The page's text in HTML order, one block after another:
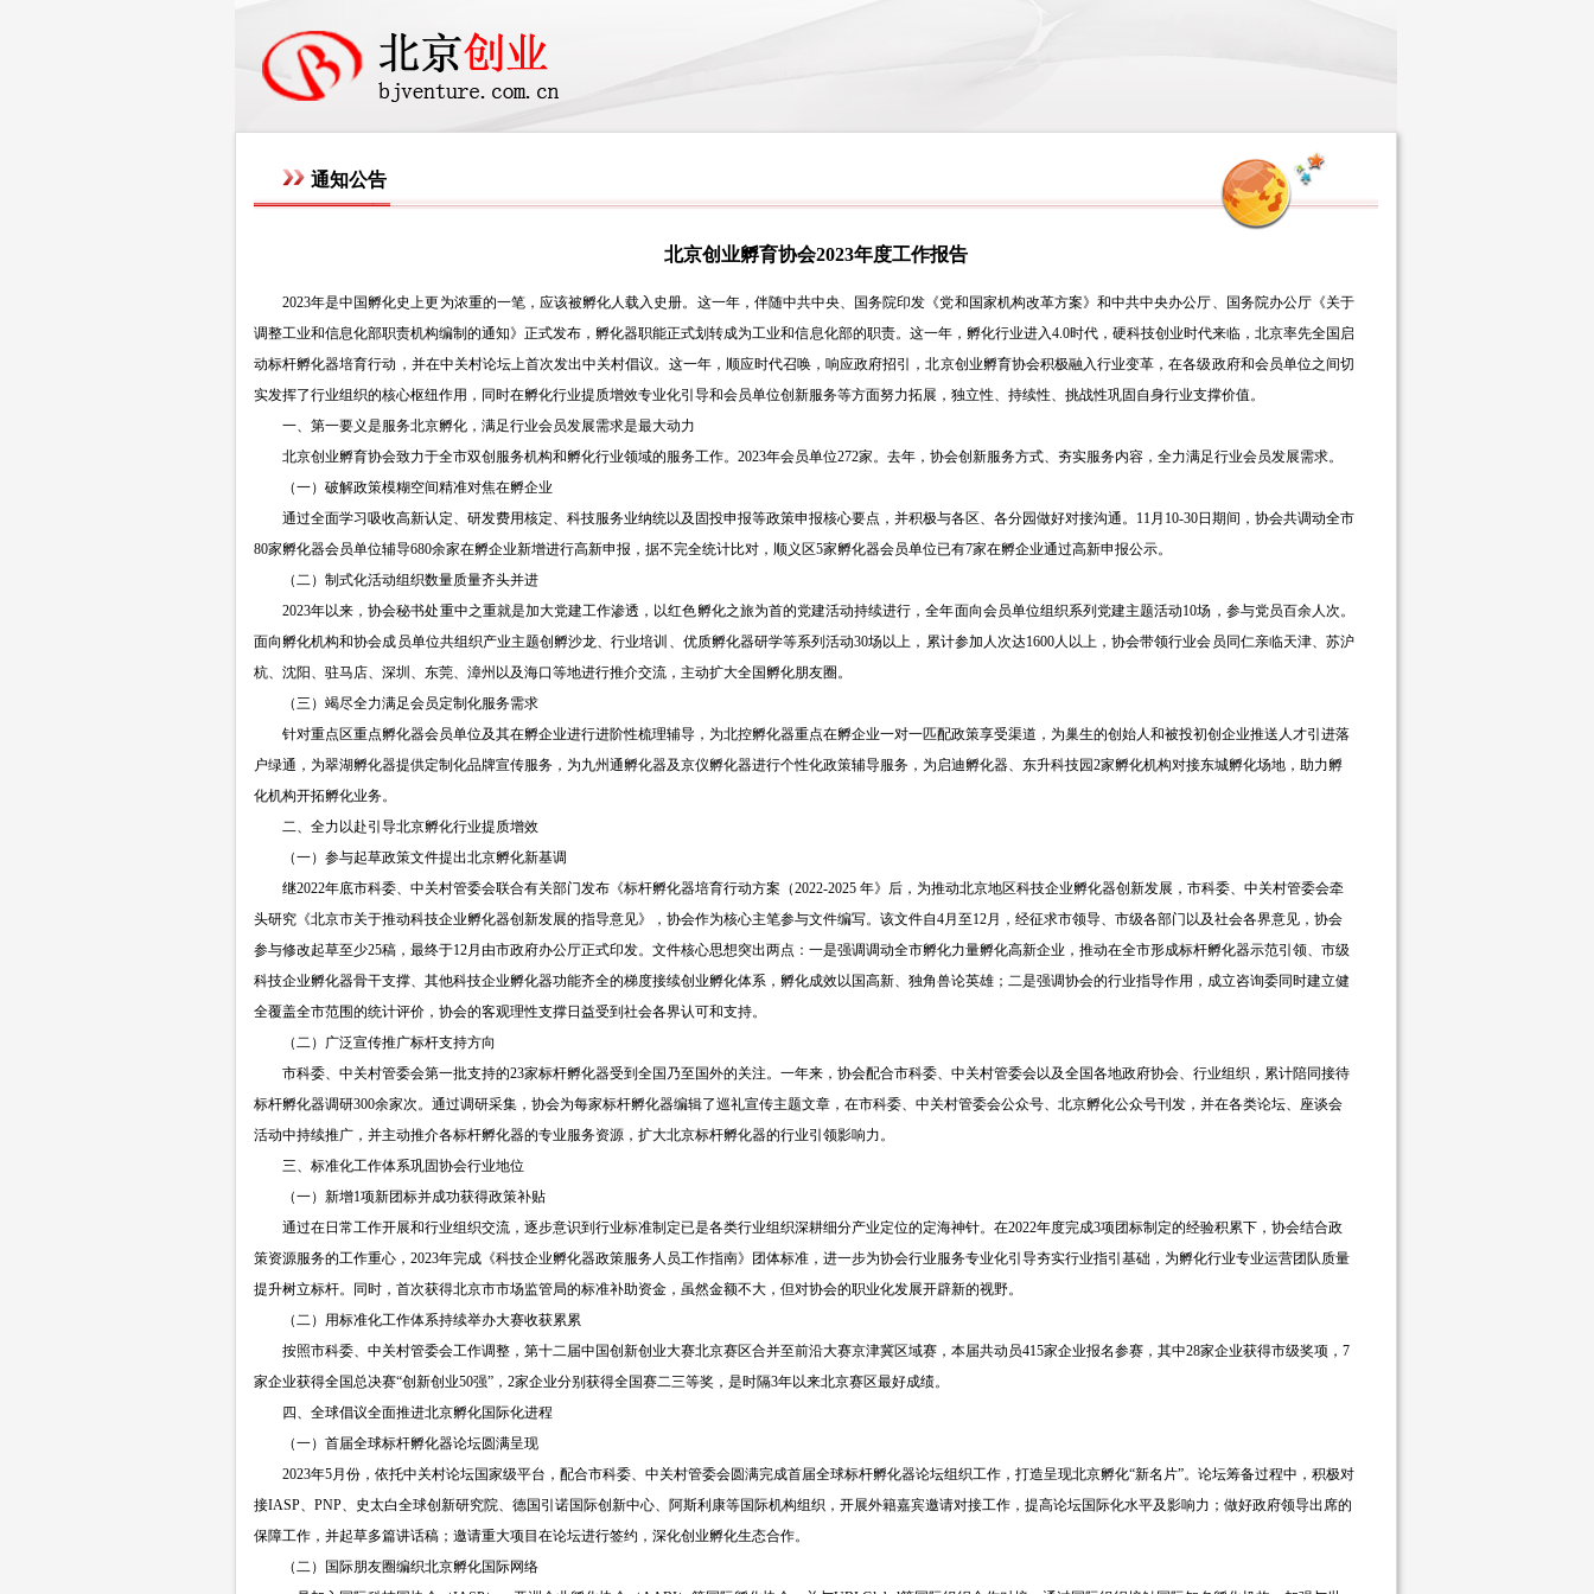
通知公告
北京创业孵育协会2023年度工作报告
2023年是中国孵化史上更为浓重的一笔，应该被孵化人载入史册。这一年，伴随中共中央、国务院印发《党和国家机构改革方案》和中共中央办公厅、国务院办公厅《关于
调整工业和信息化部职责机构编制的通知》正式发布，孵化器职能正式划转成为工业和信息化部的职责。这一年，孵化行业进入4.0时代，硬科技创业时代来临，北京率先全国启
动标杆孵化器培育行动，并在中关村论坛上首次发出中关村倡议。这一年，顺应时代召唤，响应政府招引，北京创业孵育协会积极融入行业变革，在各级政府和会员单位之间切
实发挥了行业组织的核心枢纽作用，同时在孵化行业提质增效专业化引导和会员单位创新服务等方面努力拓展，独立性、持续性、挑战性巩固自身行业支撑价值。
一、第一要义是服务北京孵化，满足行业会员发展需求是最大动力
北京创业孵育协会致力于全市双创服务机构和孵化行业领域的服务工作。 2023年会员单位272家。去年，协会创新服务方式、夯实服务内容，全力满足行业会员发展需求。
（一）破解政策模糊空间精准对焦在孵企业
通过全面学习吸收高新认定、研发费用核定、科技服务业纳统以及固投申报等政策申报核心要点，并积极与各区、各分园做好对接沟通。 11月10-30日期间，协会共调动全市
80家孵化器会员单位辅导680余家在孵企业新增进行高新申报，据不完全统计比对，顺义区5家孵化器会员单位已有7家在孵企业通过高新申报公示。
（二）制式化活动组织数量质量齐头并进
2023年以来，协会秘书处重中之重就是加大党建工作渗透，以红色孵化之旅为首的党建活动持续进行，全年面向会员单位组织系列党建主题活动10场，参与党员百余人次。
面向孵化机构和协会成员单位共组织产业主题创孵沙龙、行业培训、优质孵化器研学等系列活动30场以上，累计参加人次达1600人以上，协会带领行业会员同仁亲临天津、苏沪
杭、沈阳、驻马店、深圳、东莞、漳州以及海口等地进行推介交流，主动扩大全国孵化朋友圈。
（三）竭尽全力满足会员定制化服务需求
针对重点区重点孵化器会员单位及其在孵企业进行进阶性梳理辅导，为北控孵化器重点在孵企业一对一匹配政策享受渠道，为巢生的创始人和被投初创企业推送人才引进落
户绿通 ，为翠湖孵化器提供定制化品牌宣传服务，为九州通孵化器及京仪孵化器进行个性化政策辅导服务，为启迪孵化器、东升科技园2家孵化机构对接东城孵化场地，助力孵
化机构开拓孵化业务。
二、全力以赴引导北京孵化行业提质增效
（一）参与起草政策文件提出北京孵化新基调
继2022年底市科委、中关村管委会联合有关部门发布《标杆孵化器培育行动方案（2022-2025 年》后，为推动北京地区科技企业孵化器创新发展，市科委、中关村管委会牵
头研究《北京市关于推动科技企业孵化器创新发展的指导意见》，协会作为核心主笔参与文件编写。该文件自4月至12月，经征求市领导、市级各部门以及社会各界意见，协会
参与修改起草至少25稿，最终于12月由市政府办公厅正式印发。文件核心思想突出两点：一是强调调动全市孵化力量孵化高新企业，推动在全市形成标杆孵化器示范引领、市级
科技企业孵化器骨干支撑、其他科技企业孵化器功能齐全的梯度接续创业孵化体系，孵化成效以国高新、独角兽论英雄；二是强调协会的行业指导作用，成立咨询委同时建立健
全覆盖全市范围的统计评价，协会的客观理性支撑日益受到社会各界认可和支持。
（二）广泛宣传推广标杆支持方向
市科委、中关村管委会第一批支持的23家标杆孵化器受到全国乃至国外的关注。一年来，协会配合市科委、中关村管委会以及全国各地政府协会、行业组织，累计陪同接待
标杆孵化器调研300余家次。通过调研采集，协会为每家标杆孵化器编辑了巡礼宣传主题文章，在市科委、中关村管委会公众号、北京孵化公众号刊发，并在各类论坛、座谈会
活动中持续推广，并主动推介各标杆孵化器的专业服务资源，扩大北京标杆孵化器的行业引领影响力。
三、标准化工作体系巩固协会行业地位
（一）新增1项新团标并成功获得政策补贴
通过在日常工作开展和行业组织交流，逐步意识到行业标准制定已是各类行业组织深耕细分产业定位的定海神针。在2022年度完成3项团标制定的经验积累下，协会结合政
策资源服务的工作重心，2023年完成《科技企业孵化器政策服务人员工作指南》团体标准，进一步为协会行业服务专业化引导夯实行业指引基础，为孵化行业专业运营团队质量
提升树立标杆。同时，首次获得北京市市场监管局的标准补助资金，虽然金额不大，但对协会的职业化发展开辟新的视野。
（二）用标准化工作体系持续举办大赛收获累累
按照市科委、中关村管委会工作调整，第十二届中国创新创业大赛北京赛区合并至前沿大赛京津冀区域赛，本届共动员415家企业报名参赛，其中28家企业获得市级奖项，7
家企业获得全国总决赛“创新创业50强”，2家企业分别获得全国赛二三等奖，是时隔3年以来北京赛区最好成绩。
四、全球倡议全面推进北京孵化国际化进程
（一）首届全球标杆孵化器论坛圆满呈现
2023年5月份，依托中关村论坛国家级平台，配合市科委、中关村管委会圆满完成首届全球标杆孵化器论坛组织工作，打造呈现北京孵化“新名片”。论坛筹备过程中，积极对
接IASP、PNP、史太白全球创新研究院、德国引诺国际创新中心、阿斯利康等国际机构组织，开展外籍嘉宾邀请对接工作，提高论坛国际化水平及影响力；做好政府领导出席的
保障工作，并起草多篇讲话稿；邀请重大项目在论坛进行签约，深化创业孵化生态合作。
（二）国际朋友圈编织北京孵化国际网络